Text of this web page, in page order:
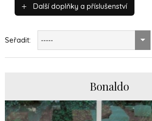
Další doplňky a příslušenství
Seřadit: -----
Bonaldo